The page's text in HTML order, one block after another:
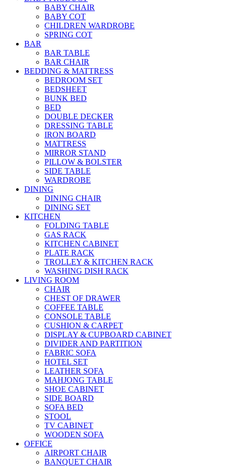
BABY CHAIR
BABY COT
CHILDREN WARDROBE
SPRING COT
BAR
BAR TABLE
BAR CHAIR
BEDDING & MATTRESS
BEDROOM SET
BEDSHEET
BUNK BED
BED
DOUBLE DECKER
DRESSING TABLE
IRON BOARD
MATTRESS
MIRROR STAND
PILLOW & BOLSTER
SIDE TABLE
WARDROBE
DINING
DINING CHAIR
DINING SET
KITCHEN
FOLDING TABLE
GAS RACK
KITCHEN CABINET
PLATE RACK
TROLLEY & KITCHEN RACK
WASHING DISH RACK
LIVING ROOM
CHAIR
CHEST OF DRAWER
COFFEE TABLE
CONSOLE TABLE
CUSHION & CARPET
DISPLAY & CUPBOARD CABINET
DIVIDER AND PARTITION
FABRIC SOFA
HOTEL SET
LEATHER SOFA
MAHJONG TABLE
SHOE CABINET
SIDE BOARD
SOFA BED
STOOL
TV CABINET
WOODEN SOFA
OFFICE
AIRPORT CHAIR
BANQUET CHAIR